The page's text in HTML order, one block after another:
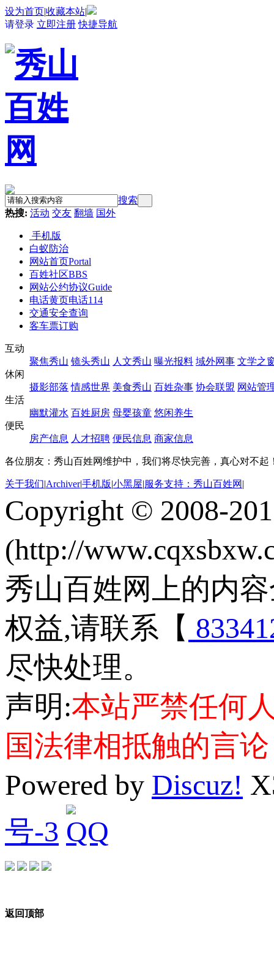
设为首页|收藏本站|
请登录 立即注册 快捷导航
搜索
热搜: 活动 交友 翻墙 国外
手机版
白蚁防治
网站首页Portal
百姓社区BBS
网站公约协议Guide
电话黄页电话114
交通安全查询
客车票订购
互动
聚焦秀山 镜头秀山 人文秀山 曝光报料 域外网事 文学之
休闲
摄影部落 情感世界 美食秀山 百姓杂事 协会联盟 网站管
生活
幽默灌水 百姓厨房 母婴孩童 悠闲养生
便民
房产信息 人才招聘 便民信息 商家信息
各位朋友：秀山百姓网维护中，我们将尽快完善，真心对不起
关于我们|Archiver|手机版|小黑屋|服务支持：秀山百姓网 |
Copyright © 2008-
(http://
秀山百姓网上的内
权益,请联系【
尽快处理。
声明:本站严禁任何
国法律相抵触的言
Powered by Discuz!
号-3
返回顶部